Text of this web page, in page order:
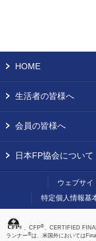
HOME
生活者の皆様へ
会員の皆様へ
日本FP協会について
ウェブサイ
特定個人情報基
、CFP®、CERTIFIED
ランナー®は、米国外においては